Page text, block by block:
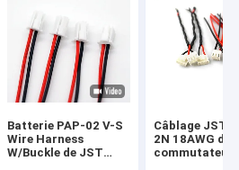
Batterie PAP-02 V-S
Wire Harness
W/Buckle de JST
Câblage JST
2N 18AWG de
commutateur